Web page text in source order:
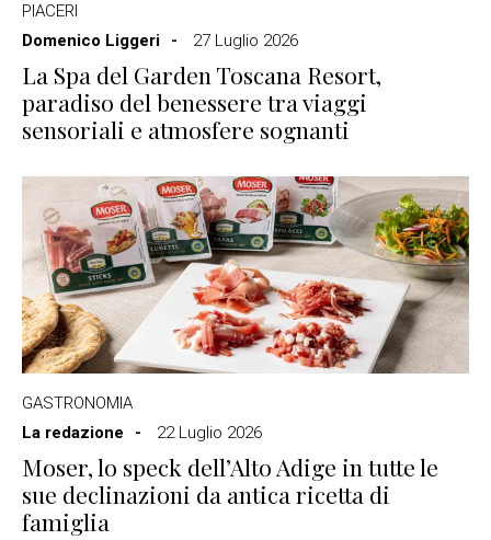
PIACERI
Domenico Liggeri
27 Luglio 2026
La Spa del Garden Toscana Resort,
paradiso del benessere tra viaggi
sensoriali e atmosfere sognanti
GASTRONOMIA
La redazione
22 Luglio 2026
Moser, lo speck dell’Alto Adige in tutte le
sue declinazioni da antica ricetta di
famiglia